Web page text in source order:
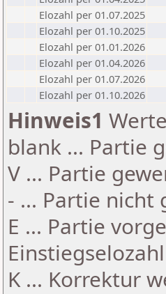
Elozahl per 01.07.2025
Elozahl per 01.10.2025
Elozahl per 01.01.2026
Elozahl per 01.04.2026
Elozahl per 01.07.2026
Elozahl per 01.10.2026
Hinweis1
blank ... Partie
V ... Partie
- ... Partie nicht
E ... Partie
K ... Korrektur